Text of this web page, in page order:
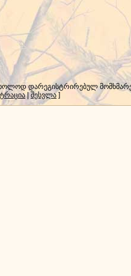
დარეგისტრირებულ
| შესვლა]